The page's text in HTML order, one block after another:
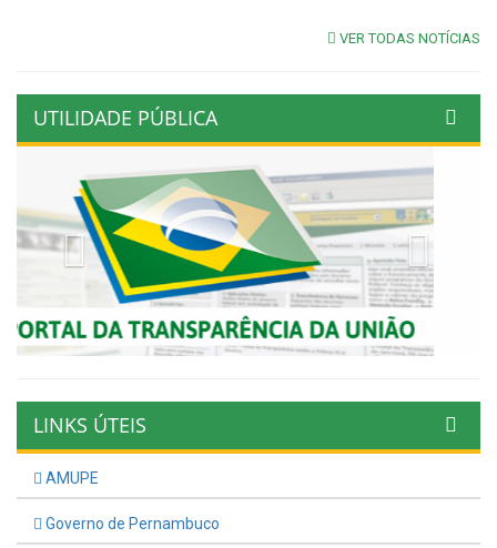
VER TODAS NOTÍCIAS
UTILIDADE PÚBLICA
Previous
LINKS ÚTEIS
AMUPE
Governo de Pernambuco